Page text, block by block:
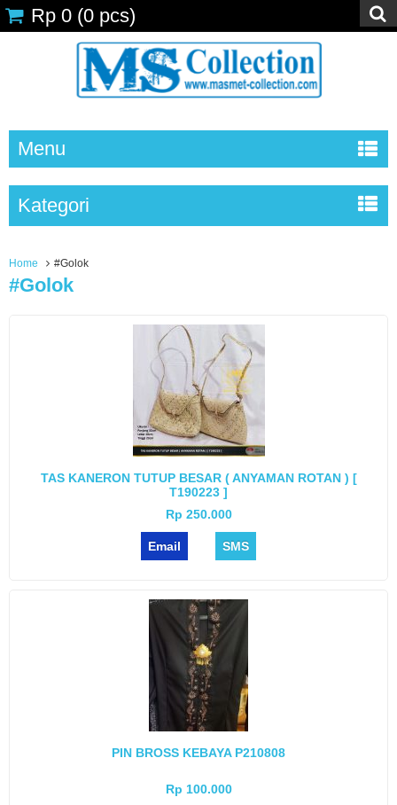
Rp 0 (0 pcs)
Menu
Kategori
Home #Golok
#Golok
TAS KANERON TUTUP BESAR ( ANYAMAN ROTAN ) [
T190223 ]
Rp 250.000
Email SMS
PIN BROSS KEBAYA P210808
Rp 100.000